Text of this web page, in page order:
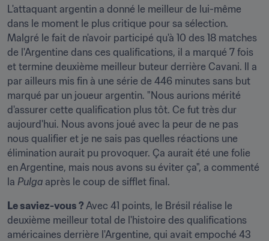
L'attaquant argentin a donné le meilleur de lui-même
dans le moment le plus critique pour sa sélection.
Malgré le fait de n'avoir participé qu'à 10 des 18 matches
de l'Argentine dans ces qualifications, il a marqué 7 fois
et termine deuxième meilleur buteur derrière Cavani. Il a
par ailleurs mis fin à une série de 446 minutes sans but
marqué par un joueur argentin. "Nous aurions mérité
d'assurer cette qualification plus tôt. Ce fut très dur
aujourd'hui. Nous avons joué avec la peur de ne pas
nous qualifier et je ne sais pas quelles réactions une
élimination aurait pu provoquer. Ça aurait été une folie
en Argentine, mais nous avons su éviter ça", a commenté
la Pulga après le coup de sifflet final.
Le saviez-vous ? Avec 41 points, le Brésil réalise le
deuxième meilleur total de l'histoire des qualifications
américaines derrière l'Argentine, qui avait empoché 43